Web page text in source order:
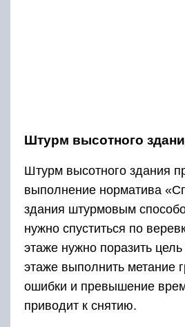
Штурм высотного
Штурм высотного здания
выполнение норматива
здания штурмовым
нужно спуститься по
этаже нужно поразить
этаже выполнить метание
ошибки и превышение
приводит к снятию.